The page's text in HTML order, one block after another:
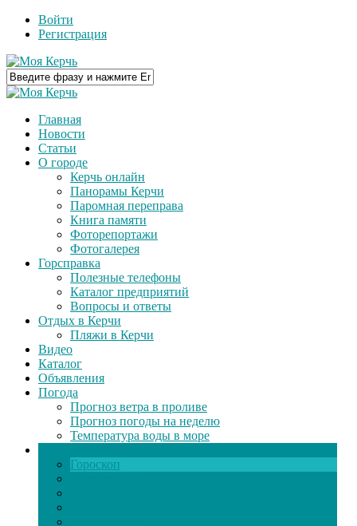
Войти
Регистрация
Главная
Новости
Статьи
О городе
Керчь онлайн
Панорамы Керчи
Паромная переправа
Книга памяти
Фоторепортажи
Фотогалерея
Горсправка
Полезные телефоны
Каталог предприятий
Вопросы и ответы
Отдых в Керчи
Пляжи в Керчи
Видео
Каталог
Объявления
Погода
Прогноз ветра в проливе
Прогноз погоды на неделю
Температура воды в море
Гороскоп